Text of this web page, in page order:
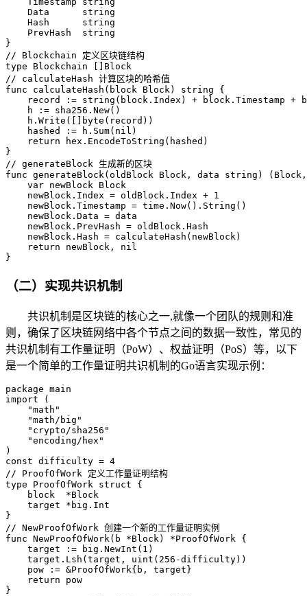
    Data      string
    Hash      string
    PrevHash  string
}
// Blockchain 定义区块链结构
type Blockchain []Block
// calculateHash 计算区块的哈希值
func calculateHash(block Block) string {
record := string(block.Index) + block.Timestamp +
    h := sha256.New()
    h.Write([]byte(record))
    hashed := h.Sum(nil)
    return hex.EncodeToString(hashed)
}
// generateBlock 生成新的区块
func generateBlock(oldBlock Block, data string)
    var newBlock Block
    newBlock.Index = oldBlock.Index + 1
    newBlock.Timestamp = time.Now().String()
    newBlock.Data = data
    newBlock.PrevHash = oldBlock.Hash
    newBlock.Hash = calculateHash(newBlock)
    return newBlock, nil
}
（二）实现共识机制
共识机制是区块链的核心之一,就像一个团队的规则和准
则，确保了区块链网络中各个节点之间的数据一致性，常见的
共识机制有工作量证明（PoW）、权益证明（PoS）等，以下
是一个简单的工作量证明共识机制的Go语言实现示例：
package main
import (
    "math"
    "math/big"
    "crypto/sha256"
    "encoding/hex"
)
const difficulty = 4
// ProofOfWork 定义工作量证明结构
type ProofOfWork struct {
    block  *Block
    target *big.Int
}
// NewProofOfWork 创建一个新的工作量证明实例
func NewProofOfWork(b *Block) *ProofOfWork {
    target := big.NewInt(1)
    target.Lsh(target, uint(256-difficulty))
    pow := &ProofOfWork{b, target}
    return pow
}